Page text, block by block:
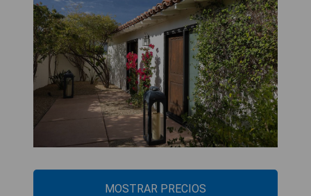
MOSTRAR PRECIOS